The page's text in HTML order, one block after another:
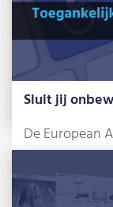
Sluit jij
De European
2025 een feit.